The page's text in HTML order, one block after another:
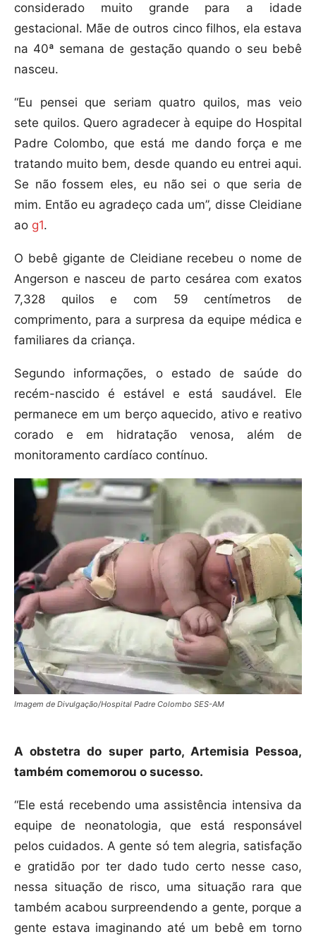
considerado muito grande para a idade
gestacional. Mãe de outros cinco filhos, ela estava
na 40ª semana de gestação quando o seu bebê
nasceu.
“Eu pensei que seriam quatro quilos, mas veio
sete quilos. Quero agradecer à equipe do Hospital
Padre Colombo, que está me dando força e me
tratando muito bem, desde quando eu entrei aqui.
Se não fossem eles, eu não sei o que seria de
mim. Então eu agradeço cada um”, disse Cleidiane
ao g1.
O bebê gigante de Cleidiane recebeu o nome de
Angerson e nasceu de parto cesárea com exatos
7,328 quilos e com 59 centímetros de
comprimento, para a surpresa da equipe médica e
familiares da criança.
Segundo informações, o estado de saúde do
recém-nascido é estável e está saudável. Ele
permanece em um berço aquecido, ativo e reativo
corado e em hidratação venosa, além de
monitoramento cardíaco contínuo.
Imagem de Divulgação/Hospital Padre Colombo SES-AM
A obstetra do super parto, Artemisia Pessoa,
também comemorou o sucesso.
“Ele está recebendo uma assistência intensiva da
equipe de neonatologia, que está responsável
pelos cuidados. A gente só tem alegria, satisfação
e gratidão por ter dado tudo certo nesse caso,
nessa situação de risco, uma situação rara que
também acabou surpreendendo a gente, porque a
gente estava imaginando até um bebê em torno